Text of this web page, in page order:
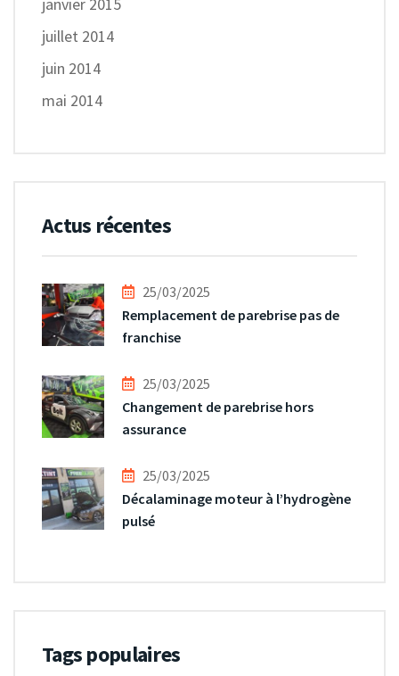
juillet 2014
juin 2014
mai 2014
Actus récentes
25/03/2025
Remplacement de parebrise pas de
franchise
25/03/2025
Changement de parebrise hors
assurance
25/03/2025
Décalaminage moteur à l’hydrogène
pulsé
Tags populaires